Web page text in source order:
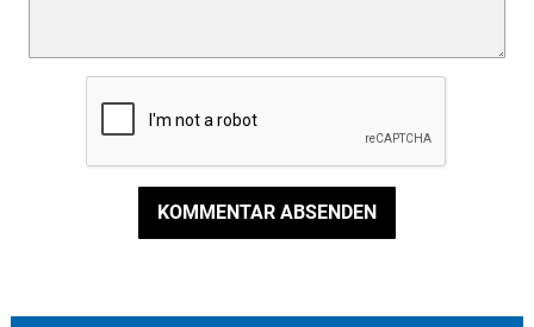
KOMMENTAR ABSENDEN